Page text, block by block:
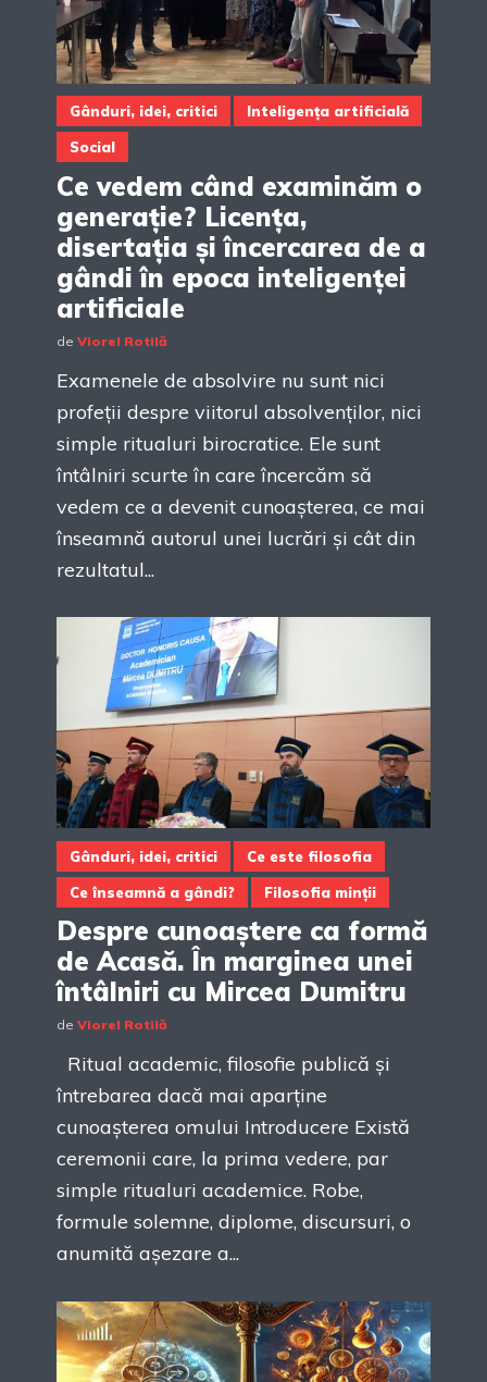
Gânduri, idei, critici Inteligența artificială
Social
Ce vedem când examinăm o
generație? Licența,
disertația și încercarea de a
gândi în epoca inteligenței
artificiale
de Viorel Rotilă
Examenele de absolvire nu sunt nici
profeții despre viitorul absolvenților, nici
simple ritualuri birocratice. Ele sunt
întâlniri scurte în care încercăm să
vedem ce a devenit cunoașterea, ce mai
înseamnă autorul unei lucrări și cât din
rezultatul...
Gânduri, idei, critici Ce este filosofia
Ce înseamnă a gândi? Filosofia minții
Despre cunoaștere ca formă
de Acasă. În marginea unei
întâlniri cu Mircea Dumitru
de Viorel Rotilă
Ritual academic, filosofie publică și
întrebarea dacă mai aparține
cunoașterea omului Introducere Există
ceremonii care, la prima vedere, par
simple ritualuri academice. Robe,
formule solemne, diplome, discursuri, o
anumită așezare a...